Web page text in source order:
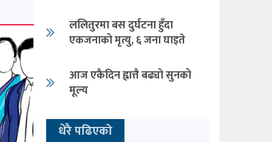
ललितुरमा बस दुर्घटना हुँदा
एकजनाको मृत्यु, ६ जना घाइते
आज एकैदिन ह्वात्तै बढ्यो सुनको
मूल्य
धेरै पढिएको